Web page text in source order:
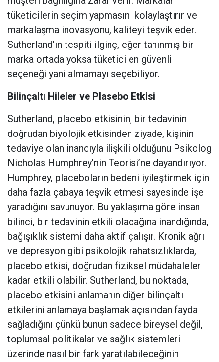
tüketicilerin seçim yapmasını kolaylaştırır ve
markalaşma inovasyonu, kaliteyi teşvik eder.
Sutherland’ın tespiti ilginç, eğer tanınmış bir
marka ortada yoksa tüketici en güvenli
seçeneği yani almamayı seçebiliyor.
Bilinçaltı Hileler ve Plasebo Etkisi
Sutherland, placebo etkisinin, bir tedavinin
doğrudan biyolojik etkisinden ziyade, kişinin
tedaviye olan inancıyla ilişkili olduğunu Psikolog
Nicholas Humphrey’nin Teorisi’ne dayandırıyor.
Humphrey, placeboların bedeni iyileştirmek için
daha fazla çabaya teşvik etmesi sayesinde işe
yaradığını savunuyor. Bu yaklaşıma göre insan
bilinci, bir tedavinin etkili olacağına inandığında,
bağışıklık sistemi daha aktif çalışır. Kronik ağrı
ve depresyon gibi psikolojik rahatsızlıklarda,
placebo etkisi, doğrudan fiziksel müdahaleler
kadar etkili olabilir. Sutherland, bu noktada,
placebo etkisini anlamanın diğer bilinçaltı
etkilerini anlamaya başlamak açısından fayda
sağladığını çünkü bunun sadece bireysel değil,
toplumsal politikalar ve sağlık sistemleri
üzerinde nasıl bir fark yaratılabileceğinin